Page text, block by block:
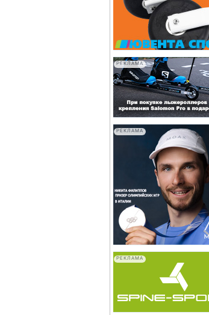
РЕКЛАМА
РЕКЛАМА
РЕКЛАМА